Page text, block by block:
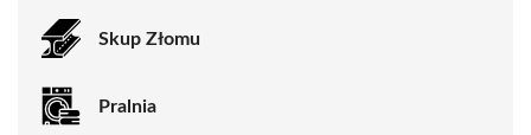
Skup Złomu
Pralnia